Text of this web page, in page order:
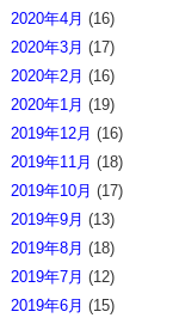
2020年4月 (16)
2020年3月 (17)
2020年2月 (16)
2020年1月 (19)
2019年12月 (16)
2019年11月 (18)
2019年10月 (17)
2019年9月 (13)
2019年8月 (18)
2019年7月 (12)
2019年6月 (15)